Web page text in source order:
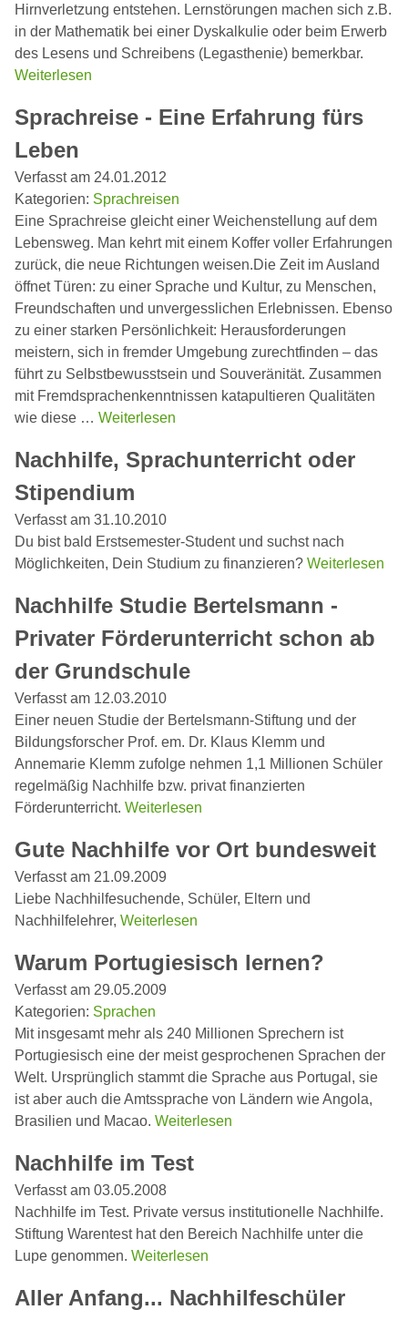
Hirnverletzung entstehen. Lernstörungen machen sich z.B.
in der Mathematik bei einer Dyskalkulie oder beim Erwerb
des Lesens und Schreibens (Legasthenie) bemerkbar.
Weiterlesen
Sprachreise - Eine Erfahrung fürs
Leben
Verfasst am 24.01.2012
Kategorien: Sprachreisen
Eine Sprachreise gleicht einer Weichenstellung auf dem
Lebensweg. Man kehrt mit einem Koffer voller Erfahrungen
zurück, die neue Richtungen weisen.Die Zeit im Ausland
öffnet Türen: zu einer Sprache und Kultur, zu Menschen,
Freundschaften und unvergesslichen Erlebnissen. Ebenso
zu einer starken Persönlichkeit: Herausforderungen
meistern, sich in fremder Umgebung zurechtfinden – das
führt zu Selbstbewusstsein und Souveränität. Zusammen
mit Fremdsprachenkenntnissen katapultieren Qualitäten
wie diese … Weiterlesen
Nachhilfe, Sprachunterricht oder
Stipendium
Verfasst am 31.10.2010
Du bist bald Erstsemester-Student und suchst nach
Möglichkeiten, Dein Studium zu finanzieren? Weiterlesen
Nachhilfe Studie Bertelsmann -
Privater Förderunterricht schon ab
der Grundschule
Verfasst am 12.03.2010
Einer neuen Studie der Bertelsmann-Stiftung und der
Bildungsforscher Prof. em. Dr. Klaus Klemm und
Annemarie Klemm zufolge nehmen 1,1 Millionen Schüler
regelmäßig Nachhilfe bzw. privat finanzierten
Förderunterricht. Weiterlesen
Gute Nachhilfe vor Ort bundesweit
Verfasst am 21.09.2009
Liebe Nachhilfesuchende, Schüler, Eltern und
Nachhilfelehrer, Weiterlesen
Warum Portugiesisch lernen?
Verfasst am 29.05.2009
Kategorien: Sprachen
Mit insgesamt mehr als 240 Millionen Sprechern ist
Portugiesisch eine der meist gesprochenen Sprachen der
Welt. Ursprünglich stammt die Sprache aus Portugal, sie
ist aber auch die Amtssprache von Ländern wie Angola,
Brasilien und Macao. Weiterlesen
Nachhilfe im Test
Verfasst am 03.05.2008
Nachhilfe im Test. Private versus institutionelle Nachhilfe.
Stiftung Warentest hat den Bereich Nachhilfe unter die
Lupe genommen. Weiterlesen
Aller Anfang... Nachhilfeschüler